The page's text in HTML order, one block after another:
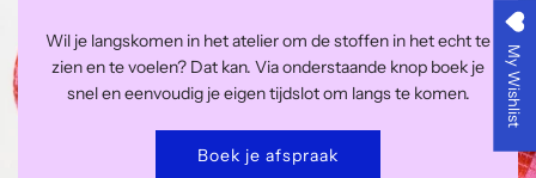
Wil je langskomen in het atelier om de stoffen in het echt te
zien en te voelen? Dat kan. Via onderstaande knop boek je
snel en eenvoudig je eigen tijdslot om langs te komen.
Boek je afspraak
My Wishlist